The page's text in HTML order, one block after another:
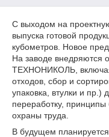
С выходом на
выпуска готовой
кубометров. Новое
На заводе внедряются
ТЕХНОНИКОЛЬ, включая
отходов, сбор и
упаковка, втулки и
переработку, принципы
охраны труда.
В будущем